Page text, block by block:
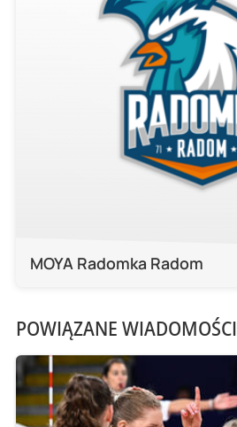
MOYA Radomka Radom
POWIĄZANE WIADOMOŚCI